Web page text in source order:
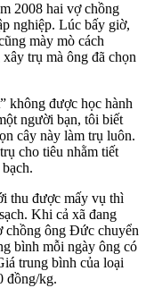
2008 hai vợ chồng
nghiệp. Lúc bấy giờ,
mày mò cách
trụ mà ông đã chọn
không được học hành
người bạn, tôi biết
cây này làm trụ luôn.
cho tiêu nhằm tiết
thu được mấy vụ thì
Khi cả xã đang
chồng ông Đức chuyển
bình mỗi ngày ông có
trung bình của loại
đồng/kg.